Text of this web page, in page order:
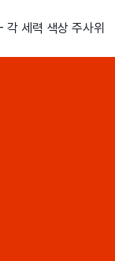
세력 색상 주사위